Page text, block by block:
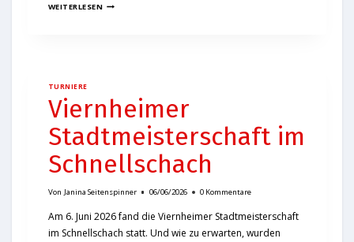
WEITERLESEN
TURNIERE
Viernheimer
Stadtmeisterschaft im
Schnellschach
Von Janina Seitenspinner 06/06/2026 0 Kommentare
Am 6. Juni 2026 fand die Viernheimer Stadtmeisterschaft
im Schnellschach statt. Und wie zu erwarten, wurden